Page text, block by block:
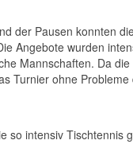
der Pausen konnten
Angebote wurden
Mannschaften. Da
Turnier ohne
so intensiv Tischtennis